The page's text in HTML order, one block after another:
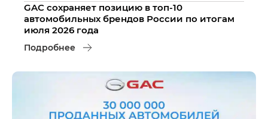
GAC сохраняет позицию в топ-10
автомобильных брендов России по итогам
июля 2026 года
Подробнее